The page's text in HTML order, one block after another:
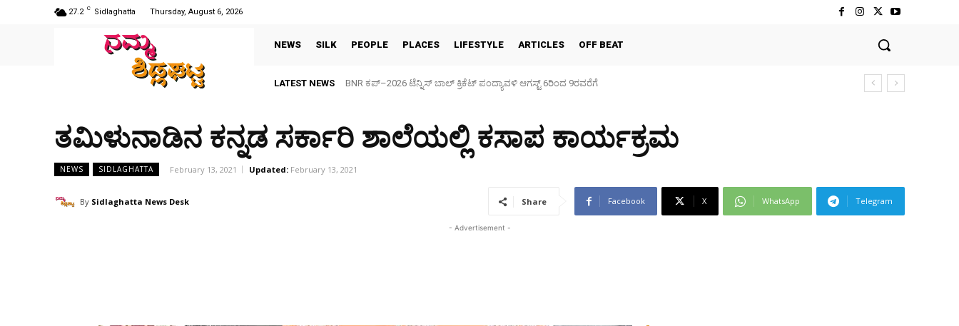
27.2 C Sidlaghatta Thursday, August 6, 2026
NEWS SILK PEOPLE PLACES LIFESTYLE ARTICLES OFF BEAT
LATEST NEWS ಆದಿಶಕ್ತಿ ಮಳ್ಳೂರಾಂಭ ದೇವಿಯ ಜಯಂತೋತ್ಸವ ಸಂಭ್ರಮ
ತಮಿಳುನಾಡಿನ ಕನ್ನಡ ಸರ್ಕಾರಿ ಶಾಲೆಯಲ್ಲಿ ಕಸಾಪ ಕಾರ್ಯಕ್ರಮ
NEWS SIDLAGHATTA February 13, 2021 Updated: February 13, 2021
By Sidlaghatta News Desk Share Facebook X WhatsApp Telegram
- Advertisement -